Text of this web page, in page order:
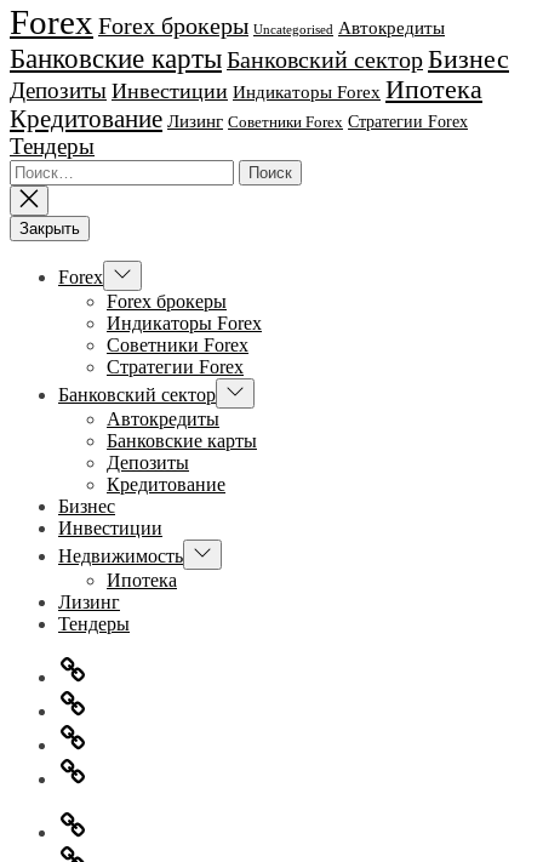
Forex Forex брокеры Uncategorised Автокредиты
Банковские картыБанковский секторБизнес
Депозиты Инвестиции Индикаторы Forex Ипотека
Кредитование Лизинг Советники Forex Стратегии Forex
Тендеры
Найти:
Закрыть
Forex Показывать
подменю
Forex брокеры
Индикаторы Forex
Советники Forex
Стратегии Forex
Банковский сектор Показывать
подменю
Автокредиты
Банковские карты
Депозиты
Кредитование
Бизнес
Инвестиции
Недвижимость Показывать
подменю
Ипотека
Лизинг
Тендеры
Главная
Информация
для
правообладателей
Обратная
связь
Политика
конфиденциальности
Главная
Информация